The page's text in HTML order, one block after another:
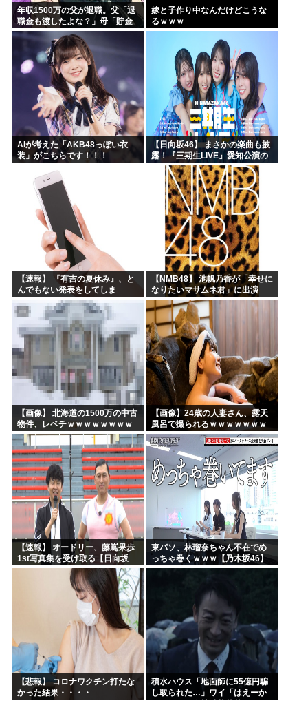
年収1500万の父が退職。父「退
職金も渡したよな？」母「貯金
なんてないよー」父「全部なく
なったの！？」→予想外の返事
に家族騒然となり…
嫁と子作り中なんだけどこうな
るｗｗｗ
AIが考えた「AKB48っぽい衣
装」がこちらです！！！
【日向坂46】 まさかの楽曲も披
露！『三期生LIVE』愛知公演の
レポがこちら
【速報】 『有吉の夏休み』、と
んでもない発表をしてしま
う！！！！！
【NMB48】 池帆乃香が「幸せに
なりたいマサムネ君」に出演
【画像】 北海道の1500万の中古
物件、レベチｗｗｗｗｗｗｗｗ
ｗｗｗｗｗｗｗｗｗｗｗｗ
【画像】24歳の人妻さん、露天
風呂で撮られるｗｗｗｗｗｗｗ
ｗｗｗｗｗｗｗｗｗｗ
【速報】 オードリー、藤嶌果歩
1st写真集を受け取る【日向坂
46】
東パソ、林瑠奈ちゃん不在でめ
っちゃ巻くｗｗｗ【乃木坂46】
【悲報】 コロナワクチン打たな
かった結果・・・・
積水ハウス「地面師に55億円騙
し取られた…」ワイ「はえーか